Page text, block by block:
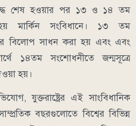
শেষ হওয়ার পর ১৩ ও ১৪ তম
মার্কিন সংবিধানে। ১৩ তম
বিলোপ সাধন করা হয় এবং এবং
১৪তম সংশোধনীতে জন্মসূত্রে
হয়।
যুক্তরাষ্ট্রের এই সাংবিধানিক
বছরগুলোতে বিশ্বের বিভিন্ন